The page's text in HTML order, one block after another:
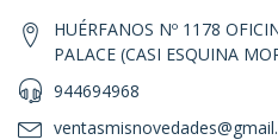
HUÉRFANOS Nº 1178
PALACE (CASI ESQUINA
944694968